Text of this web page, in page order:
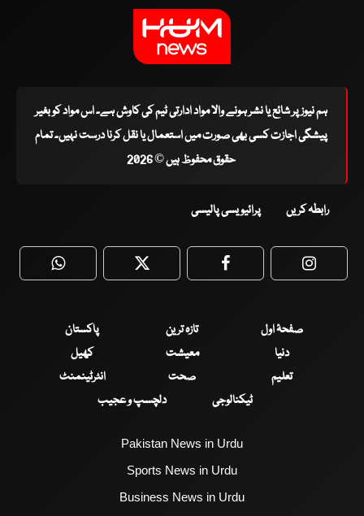
ہم نیوز پر شائع یا نشر ہونے والا مواد ادارتی ٹیم کی کاوش ہے۔ اس مواد کو بغیر
پیشگی اجازت کسی بھی صورت میں استعمال یا نقل کرنا درست نہیں۔ تمام
حقوق محفوظ ہیں © 2026
رابطہ کریں پرائیویسی پالیسی
WhatsApp Twitter Facebook
صفحۂ اول تازہ ترین
پاکستان
دنیا
معیشت
کھیل
تعلیم
صحت
انٹرٹینمنٹ
ٹیکنالوجی
دلچسپ و عجیب
Pakistan News in Urdu
Sports News in Urdu
Business News in Urdu